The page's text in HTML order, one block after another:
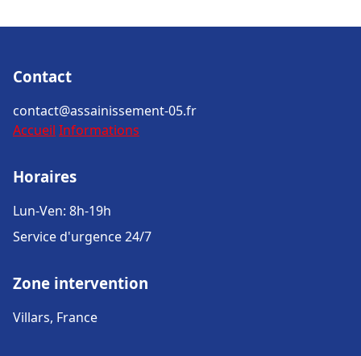
Contact
contact@assainissement-05.fr
Accueil Informations
Horaires
Lun-Ven: 8h-19h
Service d'urgence 24/7
Zone intervention
Villars, France